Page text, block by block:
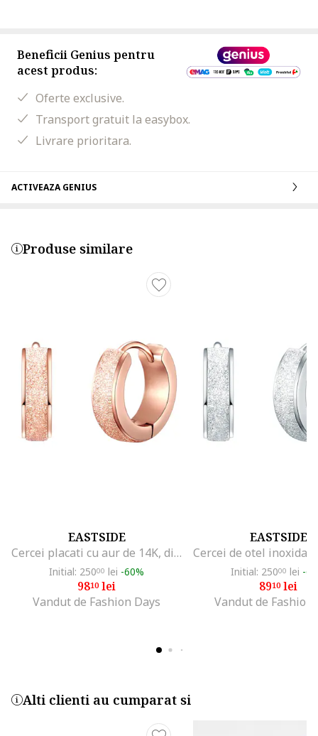
Beneficii Genius pentru
acest produs:
Oferte exclusive.
Transport gratuit la easybox.
Livrare prioritara.
ACTIVEAZA GENIUS
Produse similare
EASTSIDE
Cercei placati cu aur de 14K, din otel inoxidabil, Auriu rose
Initial: 25000 lei -60%
9810lei
Vandut de Fashion Days
EASTSIDE
Initial: 25000 lei -
8910lei
Vandut de Fashion
Alti clienti au cumparat si